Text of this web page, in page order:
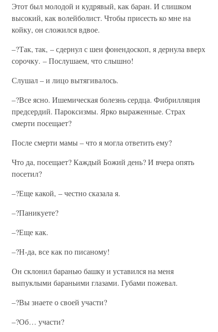
Этот был молодой и кудрявый, как баран. И слишком
высокий, как волейболист. Чтобы присесть ко мне на
койку, он сложился вдвое.
–?Так, так, – сдернул с шеи фонендоскоп, я дернула вверх
сорочку. – Послушаем, что слышно!
Слушал – и лицо вытягивалось.
–?Все ясно. Ишемическая болезнь сердца. Фибрилляция
предсердий. Пароксизмы. Ярко выраженные. Страх
смерти посещает?
После смерти мамы – что я могла ответить ему?
Что да, посещает? Каждый Божий день? И вчера опять
посетил?
–?Еще какой, – честно сказала я.
–?Паникуете?
–?Еще как.
–?Н-да, все как по писаному!
Он склонил баранью башку и уставился на меня
выпуклыми бараньими глазами. Губами пожевал.
–?Вы знаете о своей участи?
–?Об… участи?